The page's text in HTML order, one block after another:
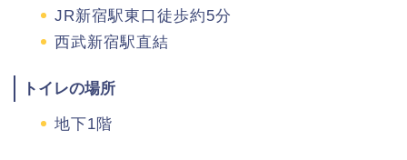
JR新宿駅東口徒歩約5分
西武新宿駅直結
トイレの場所
地下1階